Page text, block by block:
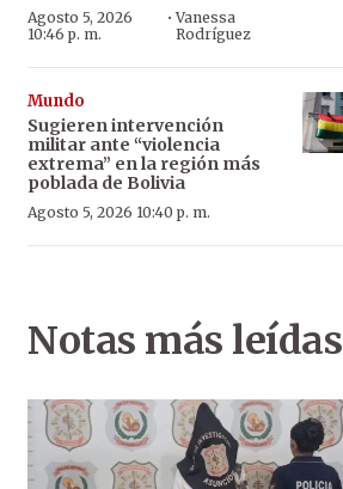
Agosto 5, 2026
10:46 p. m.
·Vanessa
Rodríguez
Mundo
Sugieren intervención
militar ante “violencia
extrema” en la región más
poblada de Bolivia
Agosto 5, 2026 10:40 p. m.
Notas más leídas